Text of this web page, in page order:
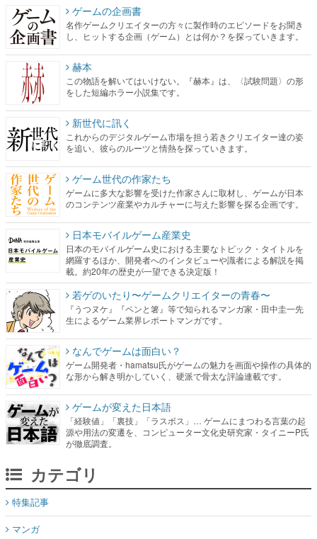
ゲームの企画書
名作ゲームクリエイターの方々に製作時のエピソードをお聞き
し、ヒットする企画（ゲーム）とは何か？を探っていきます。
赫本
この物語を解いてはいけない。『赫本』は、〈試験問題〉の形
をした短編ホラー小説集です。
新世代に訊く
これからのデジタルゲーム市場を担う若きクリエイター達の姿
を追い、彼らのルーツと情熱を探っていきます。
ゲーム世代の作家たち
ゲームに多大な影響を受けた作家さんに取材し、ゲームが日本
のコンテンツ産業やカルチャーに与えた影響を探る企画です。
日本モバイルゲーム産業史
日本のモバイルゲーム史における主要なトピック・タイトルを
網羅するほか、開発者へのインタビューや識者による解説を掲
載。約20年の歴史が一望できる決定版！
若ゲのいたり〜ゲームクリエイターの青春〜
『うつヌケ』『ペンと箸』等で知られるマンガ家・田中圭一先
生によるゲーム業界レポートマンガです。
なんでゲームは面白い？
ゲーム開発者・hamatsu氏がゲームの魅力を画面や操作の具体的
な形から解き明かしていく、硬派で骨太な評論連載です。
ゲームが変えた日本語
「経験値」「裏技」「ラスボス」… ゲームにまつわる言葉の起
源や用法の変遷を、コンピューター文化史研究家・タイニーP氏
が徹底調査。
カテゴリ
特集記事
マンガ